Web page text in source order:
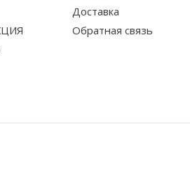
Доставка
Обратная связь